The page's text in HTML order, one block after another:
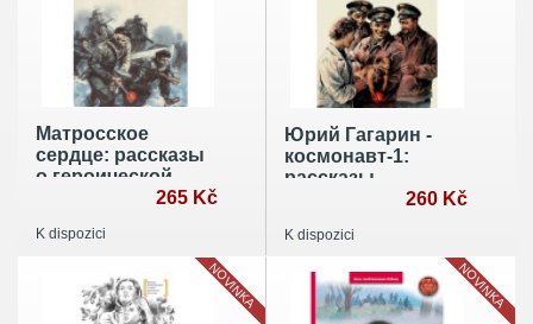
Матросское
сердце: рассказы
о героической
265 Kč
K dispozici
Юрий Гагарин -
космонавт-1:
рассказы
260 Kč
K dispozici
NOVINKA NOVINKA